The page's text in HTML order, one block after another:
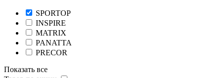
SPORTOP
INSPIRE
MATRIX
PANATTA
PRECOR
Показать все